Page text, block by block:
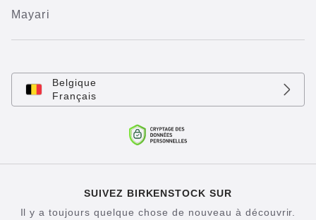
Mayari
Belgique
Français
SUIVEZ BIRKENSTOCK SUR
Il y a toujours quelque chose de nouveau à découvrir.